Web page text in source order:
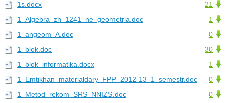
21
1s.docx
1
1_Algebra_zh_1241_ne_geometria.doc
0
1_angeom_A.doc
30
1_blok.doc
1
1_blok_informatika.docx
0
1_Emtikhan_materialdary_FPP_2012-13_1_semestr.doc
0
1_Metod_rekom_SRS_NNIZS.doc